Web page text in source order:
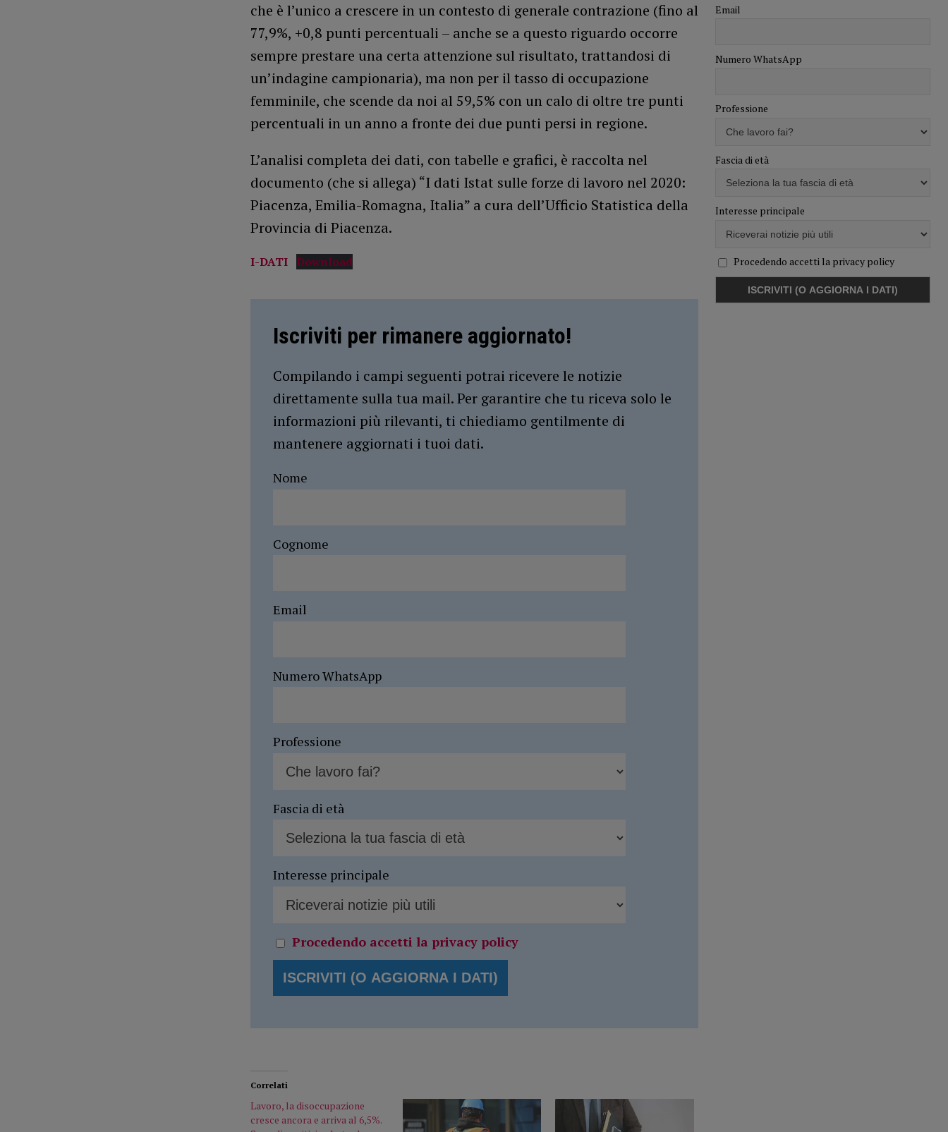
che è l’unico a crescere in un contesto di generale contrazione (fino al
77,9%, +0,8 punti percentuali – anche se a questo riguardo occorre
sempre prestare una certa attenzione sul risultato, trattandosi di
un’indagine campionaria), ma non per il tasso di occupazione
femminile, che scende da noi al 59,5% con un calo di oltre tre punti
percentuali in un anno a fronte dei due punti persi in regione.
L’analisi completa dei dati, con tabelle e grafici, è raccolta nel
documento (che si allega) “I dati Istat sulle forze di lavoro nel 2020:
Piacenza, Emilia-Romagna, Italia” a cura dell’Ufficio Statistica della
Provincia di Piacenza.
I-DATI Download
Iscriviti per rimanere aggiornato!
Compilando i campi seguenti potrai ricevere le notizie
direttamente sulla tua mail. Per garantire che tu riceva solo le
informazioni più rilevanti, ti chiediamo gentilmente di
mantenere aggiornati i tuoi dati.
Nome
Cognome
Email
Numero WhatsApp
Professione
Fascia di età
Interesse principale
Procedendo accetti la privacy policy
Correlati
Lavoro, la disoccupazione
cresce ancora e arriva al 6,5%.
Email
Numero WhatsApp
Professione
Fascia di età
Interesse principale
Procedendo accetti la privacy policy